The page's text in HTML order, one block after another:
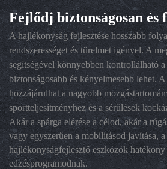
Fejlődj biztonságosan és
A hajlékonyság fejlesztése hosszabb
rendszerességet és türelmet igényel. A
segítségével könnyebben kontrollálható
biztonságosabb és kényelmesebb lehet.
hozzájárulhat a nagyobb
sportteljesítményhez és a sérülések
Akár a spárga elérése a célod, akár a
vagy egyszerűen a mobilitásod javítása,
hajlékonyságfejlesztő eszközök
edzésprogramodnak.